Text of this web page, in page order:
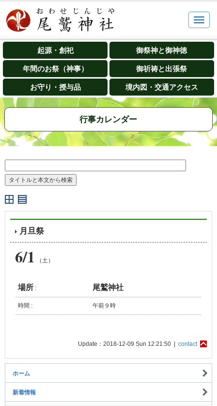
起源・創祀 御祭神と御神徳
年間のお祭（神事） 御祈祷と出張祭
お守り・授与品 境内図・交通アクセス
行事カレンダー
月旦祭
6/1 （土）
場所 : 尾鷲神社
時間 : 午前９時
Update：2018-12-09 Sun 12:21:50 | contact
ホーム
新着情報